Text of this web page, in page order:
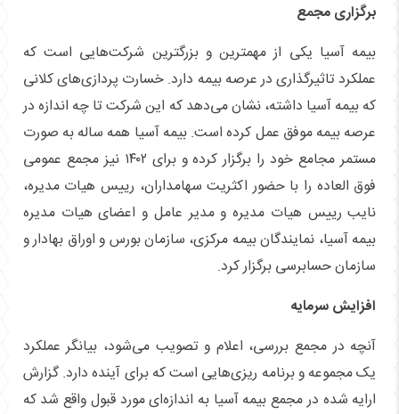
برگزاری مجمع
بیمه آسیا یکی از مهمترین و بزرگترین شرکت‌هایی است که
عملکرد تاثیرگذاری در عرصه بیمه دارد. خسارت پردازی‌های کلانی
که بیمه آسیا داشته، نشان می‌دهد که این شرکت تا چه اندازه در
عرصه بیمه موفق عمل کرده است. بیمه آسیا همه ساله به صورت
مستمر مجامع خود را برگزار کرده و برای ۱۴۰۲ نیز مجمع عمومی
فوق العاده را با حضور اکثریت سهامداران، رییس هیات مدیره،
نایب رییس هیات مدیره و مدیر عامل و اعضای هیات مدیره
بیمه آسیا، نمایندگان بیمه مرکزی، سازمان بورس و اوراق بهادار و
سازمان حسابرسی برگزار کرد.
افزایش سرمایه
آنچه در مجمع بررسی، اعلام و تصویب می‌شود، بیانگر عملکرد
یک مجموعه و برنامه ریزی‌هایی است که برای آینده دارد. گزارش
ارایه شده در مجمع بیمه آسیا به اندازه‌ای مورد قبول واقع شد که